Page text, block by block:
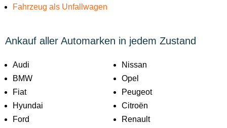
Fahrzeug als Unfallwagen
Ankauf aller Automarken in jedem Zustand
Audi
BMW
Fiat
Hyundai
Ford
Nissan
Opel
Peugeot
Citroën
Renault